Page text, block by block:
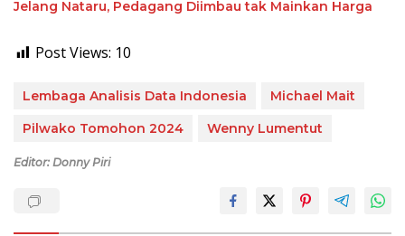
Jelang Nataru, Pedagang Diimbau tak Mainkan Harga
Post Views: 10
Lembaga Analisis Data Indonesia
Michael Mait
Pilwako Tomohon 2024
Wenny Lumentut
Editor: Donny Piri